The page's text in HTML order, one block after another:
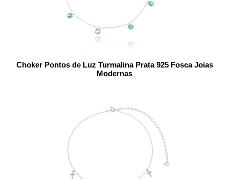
Choker Pontos de Luz Turmalina Prata 925 Fosca Joias
Modernas